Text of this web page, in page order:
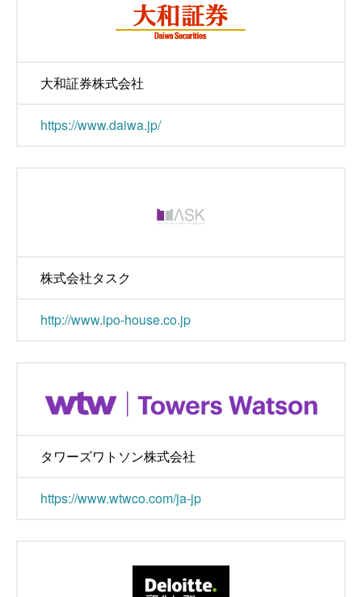
大和証券株式会社
https://www.daiwa.jp/
株式会社タスク
http://www.ipo-house.co.jp
タワーズワトソン株式会社
https://www.wtwco.com/ja-jp